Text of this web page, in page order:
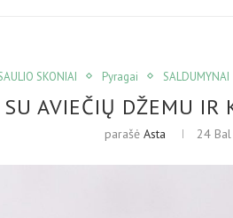
SKONIAI Pyragai SALDUMYNAI
SU AVIEČIŲ DŽEMU IR
parašėAsta 24 Bal